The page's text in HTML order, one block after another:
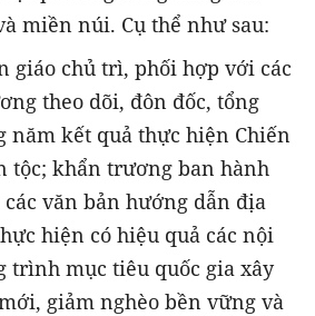
miền núi. Cụ thể như sau:
giáo chủ trì, phối hợp với các
theo dõi, đôn đốc, tổng
năm kết quả thực hiện Chiến
tộc; khẩn trương ban hành
văn bản hướng dẫn địa
hiện có hiệu quả các nội
trình mục tiêu quốc gia xây
giảm nghèo bền vững và